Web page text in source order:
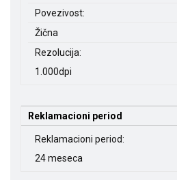
Povezivost:
Žična
Rezolucija:
1.000dpi
Reklamacioni period
Reklamacioni period:
24 meseca